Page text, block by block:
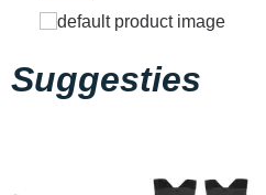
Suggesties